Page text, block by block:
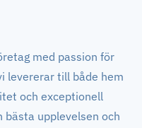
med passion för
levererar till både hem
och exceptionell
bästa upplevelsen och